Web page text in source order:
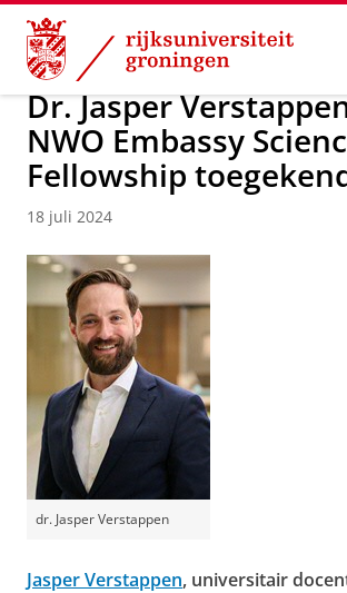
Skip
Content
Skip
Navigation
Over ons Nieuwsarchief
Dr. Jasper
NWO Embassy
Fellowship
18 juli 2024
dr. Jasper Verstappen
Jasper Verstappen, universitair